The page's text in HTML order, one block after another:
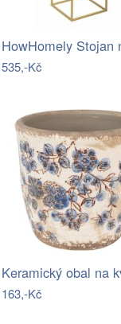
535,-Kč
163,-Kč